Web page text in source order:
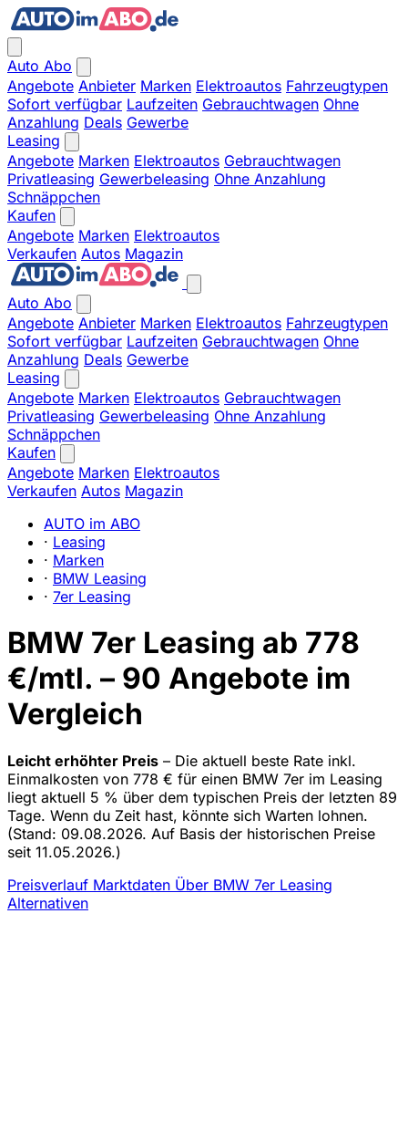
Auto Abo
Angebote Anbieter Marken Elektroautos Fahrzeugtypen
Sofort verfügbar Laufzeiten Gebrauchtwagen Ohne
Anzahlung Deals Gewerbe
Leasing
Angebote Marken Elektroautos Gebrauchtwagen
Privatleasing Gewerbeleasing Ohne Anzahlung
Schnäppchen
Kaufen
Angebote Marken Elektroautos
Verkaufen Autos Magazin
Auto Abo
Angebote Anbieter Marken Elektroautos Fahrzeugtypen
Sofort verfügbar Laufzeiten Gebrauchtwagen Ohne
Anzahlung Deals Gewerbe
Leasing
Angebote Marken Elektroautos Gebrauchtwagen
Privatleasing Gewerbeleasing Ohne Anzahlung
Schnäppchen
Kaufen
Angebote Marken Elektroautos
Verkaufen Autos Magazin
AUTO im ABO
· Leasing
· Marken
· BMW Leasing
· 7er Leasing
BMW 7er Leasing ab 778
€/mtl. – 90 Angebote im
Vergleich
Leicht erhöhter Preis – Die aktuell beste Rate inkl.
Einmalkosten von 778 € für einen BMW 7er im Leasing
liegt aktuell 5 % über dem typischen Preis der letzten 89
Tage. Wenn du Zeit hast, könnte sich Warten lohnen.
(Stand: 09.08.2026. Auf Basis der historischen Preise
seit 11.05.2026.)
Preisverlauf Marktdaten Über BMW 7er Leasing
Alternativen